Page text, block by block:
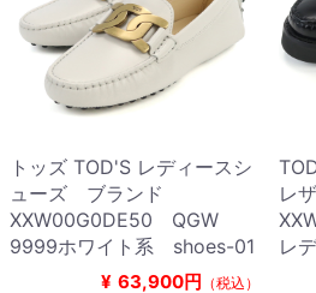
トッズ TOD'S レディースシ
ューズ ブランド
XXW00G0DE50 QGW
9999ホワイト系 shoes-01
¥ 63,900円 （税込）
レ
レ